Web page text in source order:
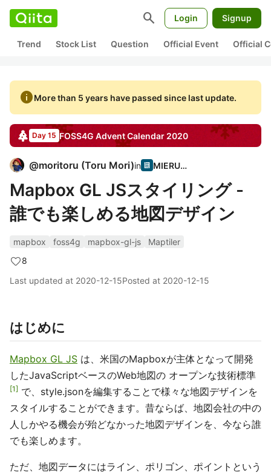
search Login Signup
Trend Stock List Question Official Event Official
infoMore than 5 years have passed since last update.
Day 15 FOSS4G Advent Calendar 2020
@moritoru (Toru Mori)in MIERUNE
Mapbox GL JSスタイリング -
誰でも楽しめる地図デザイン
mapbox foss4g mapbox-gl-js
Maptiler
8
Last updated at 2020-12-15Posted at 2020-12-15
はじめに
Mapbox GL JS は、米国のMapboxが主体となって開発
したJavaScriptベースのWeb地図の オープンな技術標準
1
で、style.jsonを編集することで様々な地図デザインを
スタイルすることができます。昔ならば、地図会社の中の
人しかやる機会が殆どなかった地図デザインを、今なら誰
でも楽しめます。
ただ、地図データにはライン、ポリゴン、ポイントという